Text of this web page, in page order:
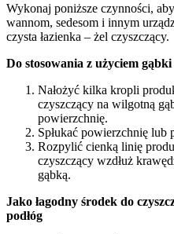
Wykonaj poniższe czynności,
wannom, sedesom i innym
czysta łazienka – żel czyszczący.
Do stosowania z użyciem gąbki
Nałożyć kilka kropli
czyszczący na wilgotną
powierzchnię.
Spłukać powierzchnię lub
Rozpylić cienką linię
czyszczący wzdłuż
gąbką.
Jako łagodny środek do
podłóg